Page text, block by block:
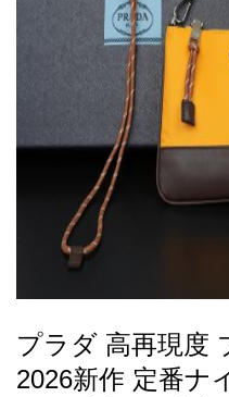
2026人気特集
バッグ
財布
時計
ズボン
衣装セット
住まい用品
アクセサリー
ベルト
スカーフ
アイフォーンケ
ース
小物
お
す
プラダ 高再現度
2026新作 定番ナ